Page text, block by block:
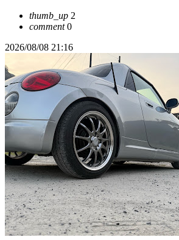
thumb_up 2
comment0
2026/08/08 21:16